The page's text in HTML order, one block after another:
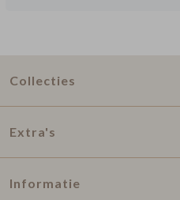
Collecties
Extra's
Informatie